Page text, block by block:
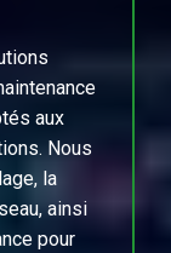
aux
Nous
la
ainsi
pour